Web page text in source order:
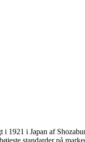
i Japan af
standarder på